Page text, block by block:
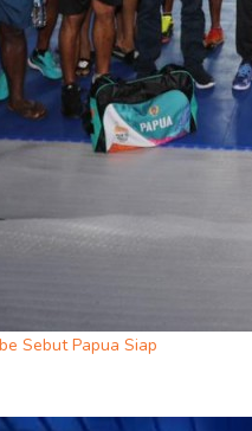
Sebut Papua Siap